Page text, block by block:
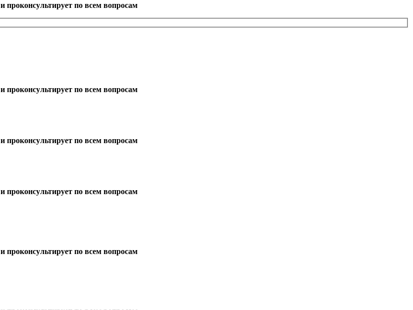
и проконсультирует по всем вопросам
и проконсультирует по всем вопросам
и проконсультирует по всем вопросам
и проконсультирует по всем вопросам
и проконсультирует по всем вопросам